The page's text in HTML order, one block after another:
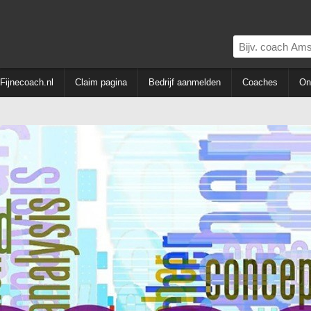
Fijnecoach.nl Claim pagina Bedrijf aanmelden Coaches